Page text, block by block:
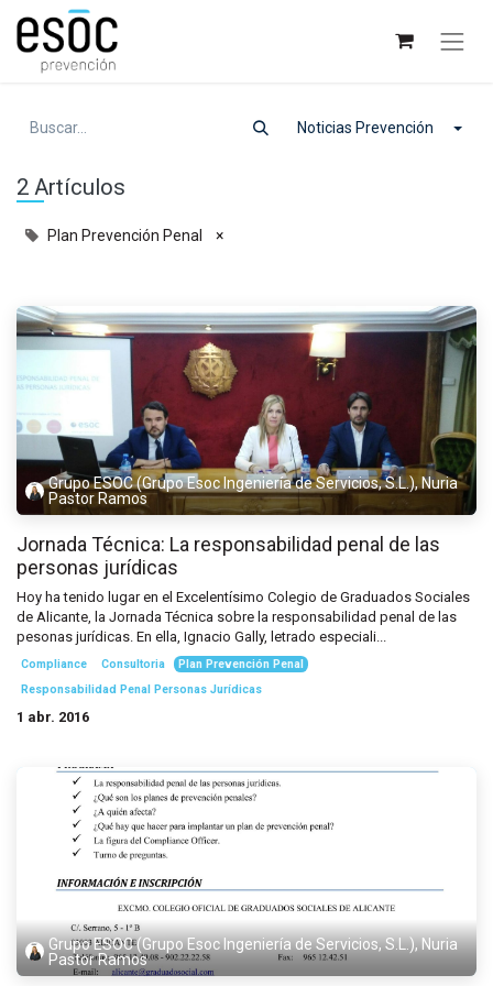
Noticias Prevención
2 Artículos
Plan Prevención Penal ×
Grupo ESOC (Grupo Esoc Ingeniería de Servicios, S.L.), Nuria
Pastor Ramos
Jornada Técnica: La responsabilidad penal de las
personas jurídicas
Hoy ha tenido lugar en el Excelentísimo Colegio de Graduados Sociales
de Alicante, la Jornada Técnica sobre la responsabilidad penal de las
pesonas jurídicas. En ella, Ignacio Gally, letrado especiali...
Compliance Consultoria
Plan Prevención Penal
Responsabilidad Penal Personas Jurídicas
1 abr. 2016
Grupo ESOC (Grupo Esoc Ingeniería de Servicios, S.L.), Nuria
Pastor Ramos